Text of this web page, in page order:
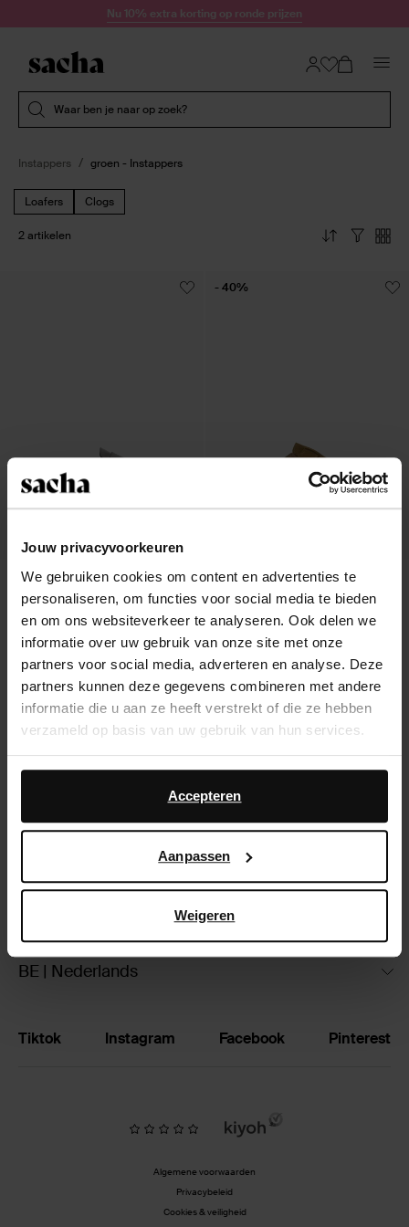
Jouw privacyvoorkeuren
We gebruiken cookies om content en advertenties te
personaliseren, om functies voor social media te bieden
en om ons websiteverkeer te analyseren. Ook delen we
informatie over uw gebruik van onze site met onze
partners voor social media, adverteren en analyse. Deze
partners kunnen deze gegevens combineren met andere
informatie die u aan ze heeft verstrekt of die ze hebben
verzameld op basis van uw gebruik van hun services.
Daarnaast werken wij samen met Google voor
advertentie- en meetdoeleinden. Meer informatie over
hoe Google uw persoonsgegevens gebruikt, vindt u op
Accepteren
Aanpassen
Weigeren
Doorgaan naar artikelNu 10% extra korting op ronde prijzen
Waar ben je naar op zoek?
Instappers groen - Instappers
Loafers Clogs
2 artikelen
Groene leren instappers
115.99
Groene suède clogs met gesp
94.98
56.99
- 40%
Over Sacha
Klantenservice
Verzending & levering
Ruilen & retourneren
Brandstores
BE | Nederlands
Tiktok Instagram Facebook Pinterest
Algemene voorwaarden
Privacybeleid
Cookies & veiligheid